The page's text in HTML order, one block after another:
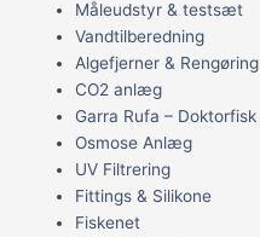
Måleudstyr & testsæt
Vandtilberedning
Algefjerner & Rengøring
CO2 anlæg
Garra Rufa – Doktorfisk
Osmose Anlæg
UV Filtrering
Fittings & Silikone
Fiskenet